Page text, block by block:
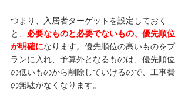
つまり、入居者ターゲットを設定しておく
と、 必要なものと必要でないもの、優先順位
が明確になります。優先順位の高いものをプ
ランに入れ、予算外となるものは、優先順位
の低いものから削除していけるので、工事費
の無駄がなくなります。